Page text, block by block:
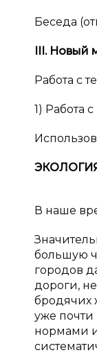
Беседа
III. Новый
Работа с
1) Работа
В наше
большую
городов
дороги,
бродячих
уже
нормами